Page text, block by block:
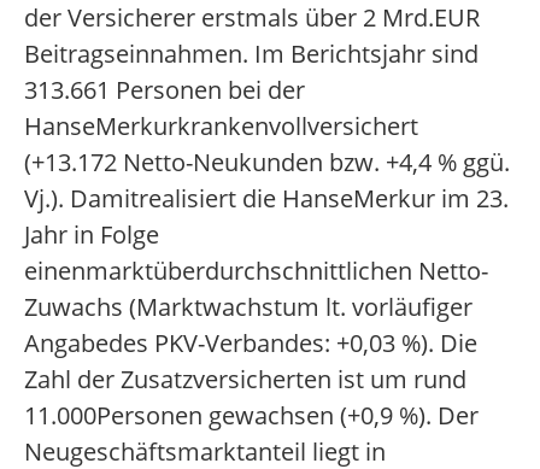
der Versicherer erstmals über 2 Mrd.EUR
Beitragseinnahmen. Im Berichtsjahr sind
313.661 Personen bei der
HanseMerkurkrankenvollversichert
(+13.172 Netto-Neukunden bzw. +4,4 % ggü.
Vj.). Damitrealisiert die HanseMerkur im 23.
Jahr in Folge
einenmarktüberdurchschnittlichen Netto-
Zuwachs (Marktwachstum lt. vorläufiger
Angabedes PKV-Verbandes: +0,03 %). Die
Zahl der Zusatzversicherten ist um rund
11.000Personen gewachsen (+0,9 %). Der
Neugeschäftsmarktanteil liegt in